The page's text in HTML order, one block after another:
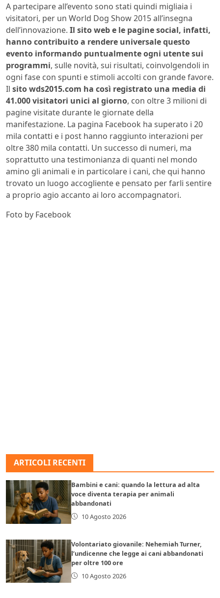
A partecipare all’evento sono stati quindi migliaia i
visitatori, per un World Dog Show 2015 all’insegna
dell’innovazione. Il sito web e le pagine social, infatti,
hanno contribuito a rendere universale questo
evento informando puntualmente ogni utente sui
programmi, sulle novità, sui risultati, coinvolgendoli in
ogni fase con spunti e stimoli accolti con grande favore.
Il sito wds2015.com ha così registrato una media di
41.000 visitatori unici al giorno, con oltre 3 milioni di
pagine visitate durante le giornate della
manifestazione. La pagina Facebook ha superato i 20
mila contatti e i post hanno raggiunto interazioni per
oltre 380 mila contatti. Un successo di numeri, ma
soprattutto una testimonianza di quanti nel mondo
amino gli animali e in particolare i cani, che qui hanno
trovato un luogo accogliente e pensato per farli sentire
a proprio agio accanto ai loro accompagnatori.
Foto by Facebook
ARTICOLI RECENTI
Bambini e cani: quando la lettura ad alta
voce diventa terapia per animali
abbandonati
10 Agosto 2026
Volontariato giovanile: Nehemiah Turner,
l’undicenne che legge ai cani abbandonati
per oltre 100 ore
10 Agosto 2026